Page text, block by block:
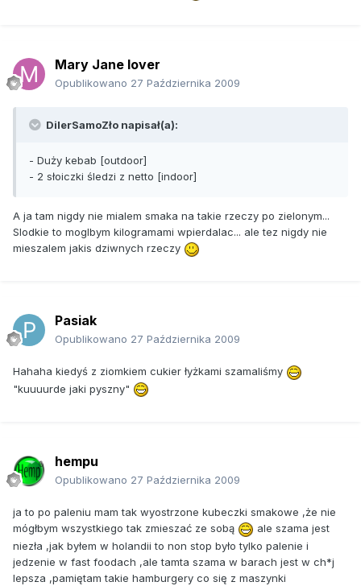
Mary Jane lover
Opublikowano 27 Października 2009
DilerSamoZło napisał(a):
- Duży kebab [outdoor]
- 2 słoiczki śledzi z netto [indoor]
A ja tam nigdy nie mialem smaka na takie rzeczy po zielonym...
Slodkie to moglbym kilogramami wpierdalac... ale tez nigdy nie
mieszalem jakis dziwnych rzeczy
Pasiak
Opublikowano 27 Października 2009
Hahaha kiedyś z ziomkiem cukier łyżkami szamaliśmy
"kuuuurde jaki pyszny"
hempu
Opublikowano 27 Października 2009
ja to po paleniu mam tak wyostrzone kubeczki smakowe ,że nie
mógłbym wszystkiego tak zmieszać ze sobą
ale szama jest
niezła ,jak byłem w holandii to non stop było tylko palenie i
jedzenie w fast foodach ,ale tamta szama w barach jest w ch*j
lepsza ,pamiętam takie hamburgery co się z maszynki